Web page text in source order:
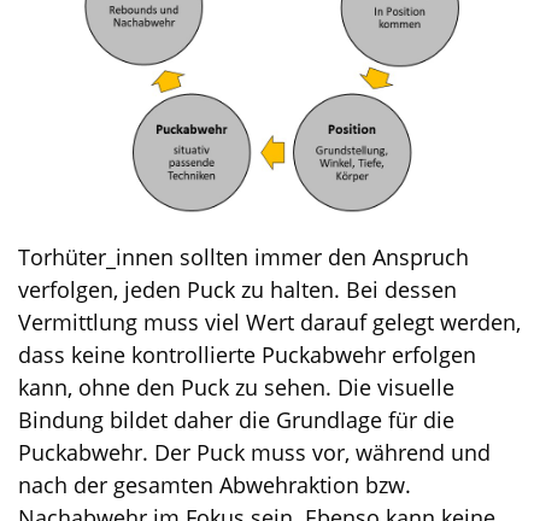
Torhüter_innen sollten immer den Anspruch
verfolgen, jeden Puck zu halten. Bei dessen
Vermittlung muss viel Wert darauf gelegt werden,
dass keine kontrollierte Puckabwehr erfolgen
kann, ohne den Puck zu sehen. Die visuelle
Bindung bildet daher die Grundlage für die
Puckabwehr. Der Puck muss vor, während und
nach der gesamten Abwehraktion bzw.